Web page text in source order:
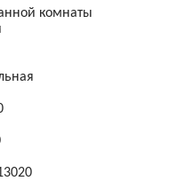
комнаты